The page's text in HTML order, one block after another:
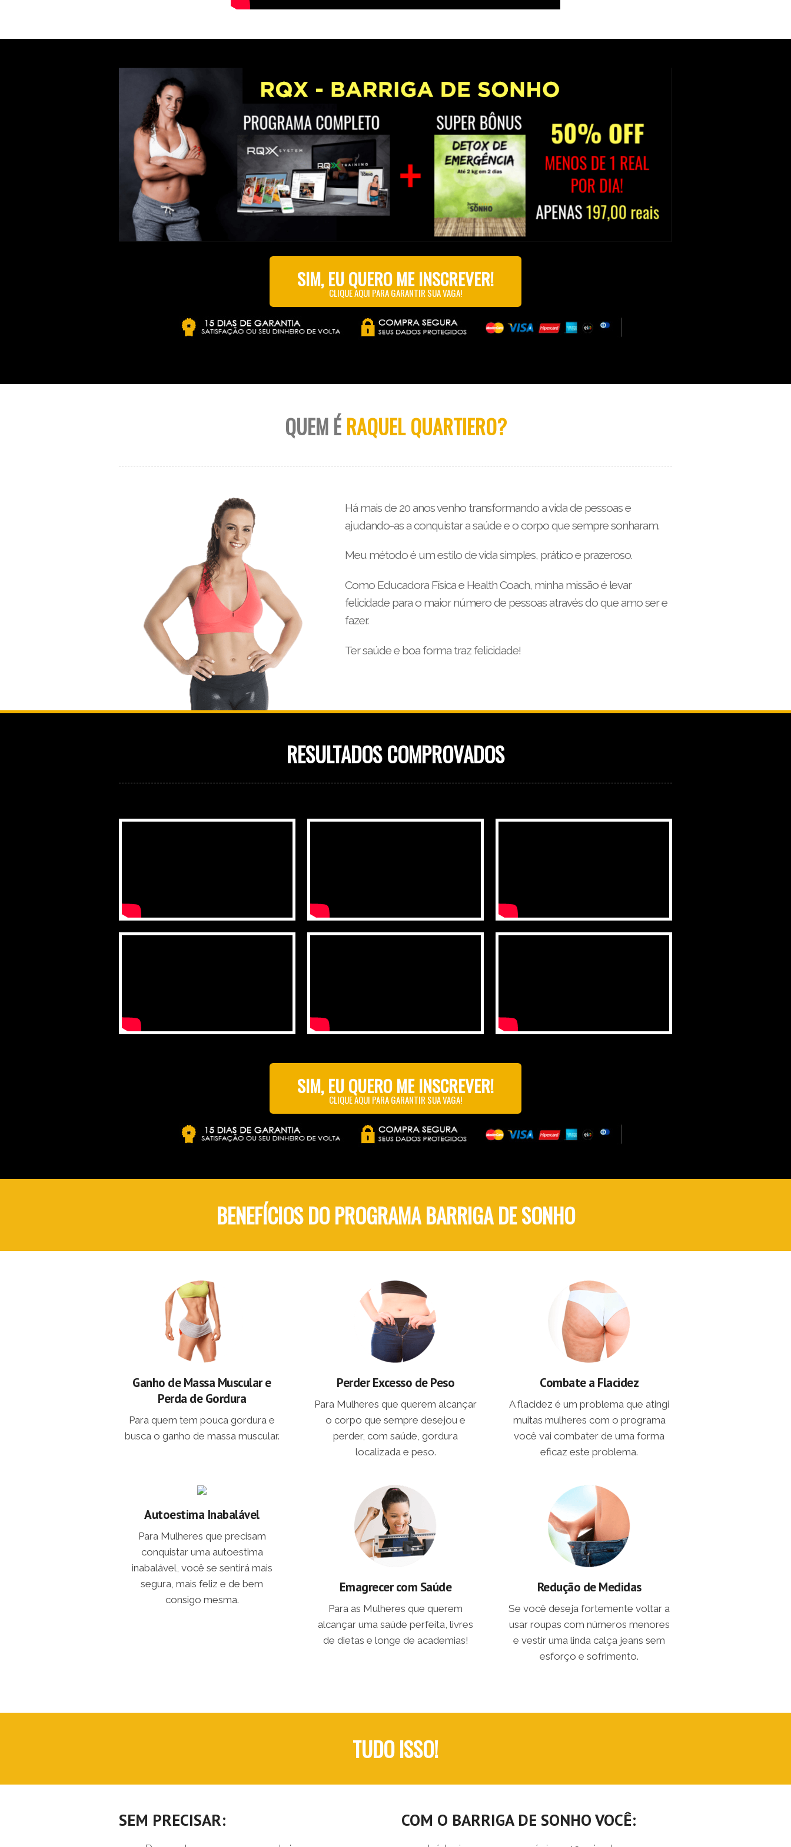
SIM, EU QUERO ME INSCREVER!
CLIQUE AQUI PARA GARANTIR SUA VAGA!
QUEM É RAQUEL QUARTIERO?
Há mais de 20 anos venho transformando a vida de pessoas e
ajudando-as a conquistar a saúde e o corpo que sempre sonharam.
Meu método é um estilo de vida simples, prático e prazeroso.
Como Educadora Física e Health Coach, minha missão é levar
felicidade para o maior número de pessoas através do que amo ser e
fazer.
Ter saúde e boa forma traz felicidade!
RESULTADOS COMPROVADOS
SIM, EU QUERO ME INSCREVER!
CLIQUE AQUI PARA GARANTIR SUA VAGA!
BENEFÍCIOS DO PROGRAMA BARRIGA DE SONHO
Ganho de Massa Muscular e
Perda de Gordura
Para quem tem pouca gordura e
busca o ganho de massa muscular.
Perder Excesso de Peso
Para Mulheres que querem alcançar
o corpo que sempre desejou e
perder, com saúde, gordura
localizada e peso.
Combate a Flacidez
A flacidez é um problema que atingi
muitas mulheres com o programa
você vai combater de uma forma
eficaz este problema.
Autoestima Inabalável
Para Mulheres que precisam
conquistar uma autoestima
inabalável, você se sentirá mais
segura, mais feliz e de bem
consigo mesma.
Emagrecer com Saúde
Para as Mulheres que querem
alcançar uma saúde perfeita, livres
de dietas e longe de academias!
Redução de Medidas
Se você deseja fortemente voltar a
usar roupas com números menores
e vestir uma linda calça jeans sem
esforço e sofrimento.
TUDO ISSO!
SEM PRECISAR: COM O BARRIGA DE SONHO VOCÊ: